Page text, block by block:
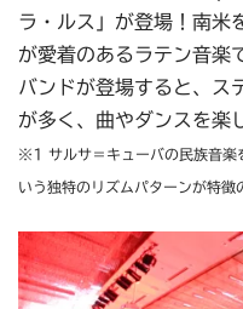
ラ・ルス」が登場！南米
が愛着のあるラテン音楽
バンドが登場すると、ス
が多く、曲やダンスを楽
※1 サルサ＝キューバの民族音楽
いう独特のリズムパターンが特徴